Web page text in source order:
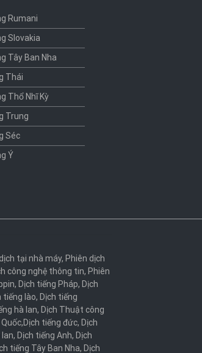
Rumani
Slovakia
Tây Ban Nha
Thái
Thổ Nhĩ Kỳ
Trung
Séc
Ý
tại nhà máy, Phiên dịch
công nghệ thông tin, Phiên
, Dịch tiếng Pháp, Dịch
tiếng lào, Dịch tiếng
hà lan, Dịch Thuật công
,Dịch tiếng đức, Dịch
lan, Dịch tiếng Anh, Dịch
tiếng Tây Ban Nha, Dịch